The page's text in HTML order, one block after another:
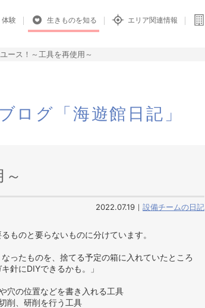
体験 生きものを知る エリア関連情報
ユース！～工具を再使用～
ブログ「海遊館日記」
2022.07.19 設備チームの日記
ものと要らないものに分けています。
ったものを、捨てる予定の箱に入れていたところ
針にDIYできるかも。」
穴の位置などを書き入れる工具
、研削を行う工具